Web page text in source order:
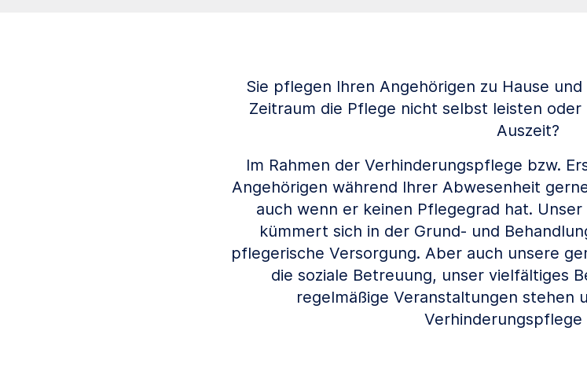
Sie pflegen Ihren Angehörigen zu Hause
Zeitraum die Pflege nicht selbst leisten
Auszeit?
Im Rahmen der Verhinderungspflege bzw.
Angehörigen während Ihrer Abwesenheit
auch wenn er keinen Pflegegrad hat.
kümmert sich in der Grund- und
pflegerische Versorgung. Aber auch unsere
die soziale Betreuung, unser vielfältiges
regelmäßige Veranstaltungen stehen